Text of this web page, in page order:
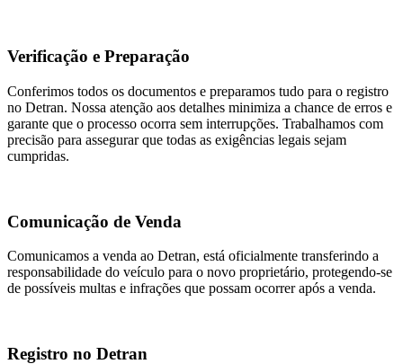
Verificação e Preparação
Conferimos todos os documentos e preparamos tudo para o registro
no Detran. Nossa atenção aos detalhes minimiza a chance de erros e
garante que o processo ocorra sem interrupções. Trabalhamos com
precisão para assegurar que todas as exigências legais sejam
cumpridas.
Comunicação de Venda
Comunicamos a venda ao Detran, está oficialmente transferindo a
responsabilidade do veículo para o novo proprietário, protegendo-se
de possíveis multas e infrações que possam ocorrer após a venda.
Registro no Detran